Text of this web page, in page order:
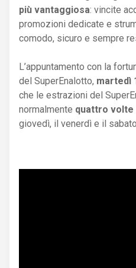
più vantaggiosa: vincite
promozioni dedicate e
comodo, sicuro e sempre
L’appuntamento con la
del SuperEnalotto, martedì
che le estrazioni del
normalmente quattro volte
giovedì, il venerdì e il